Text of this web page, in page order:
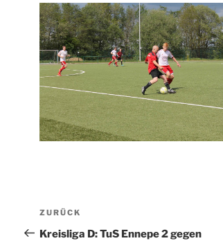
Beitragsnavigation
Vorheriger
Beitrag
ZURÜCK
Kreisliga D: TuS Ennepe 2 gegen